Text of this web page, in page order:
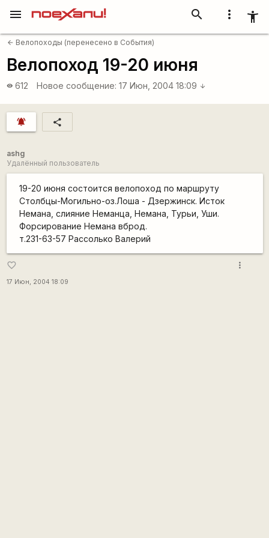
more_vert accessibility_new
search
menu
arrow_back Велопоходы (перенесено в События)
Велопоход 19-20 июня
visibility 612 Новое сообщение: 17 Июн, 2004 18:09 arrow_downward
notifications_active share
ashg
Удалённый пользователь
19-20 июня состоится велопоход по маршруту
Столбцы-Могильно-оз.Лоша - Дзержинск. Исток
Немана, слияние Неманца, Немана, Турьи, Уши.
Форсирование Немана вброд.
т.231-63-57 Рассолько Валерий
favorite_border
17 Июн, 2004 18:09
more_vert